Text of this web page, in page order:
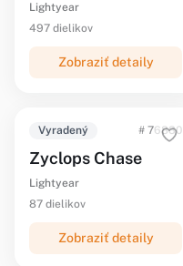
Lightyear
497 dielikov
Zobraziť detaily
Vyradený # 76830
Zyclops Chase
Lightyear
87 dielikov
Zobraziť detaily